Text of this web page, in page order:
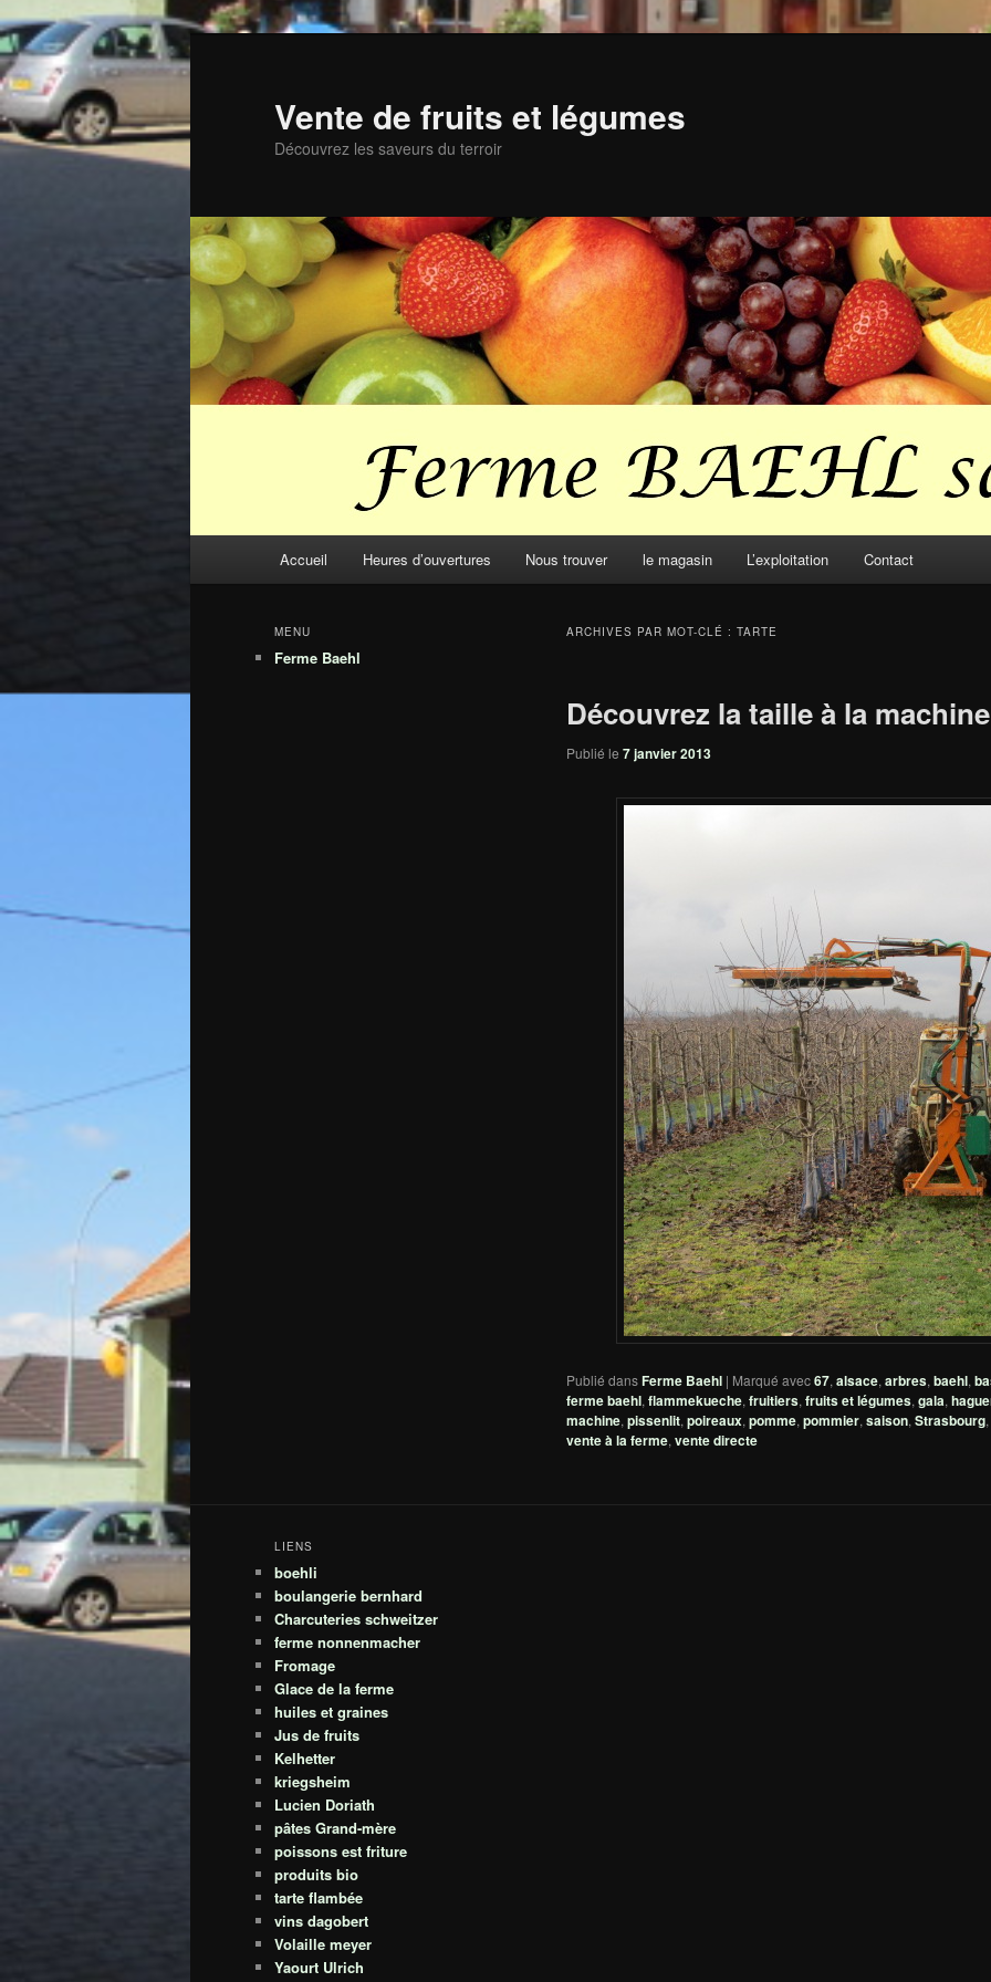
Aller
au
contenu
principal
Aller
au
contenu
secondaire
Vente de fruits et légumes
Découvrez les saveurs du terroir
Accueil Heures d’ouvertures Nous trouver le magasin L’exploitation Contact
ARCHIVES PAR MOT-CLÉ : TARTE
Découvrez la taille à la
Publié le 7 janvier 2013
Publié dansFerme Baehl | Marqué avec67, alsace, arbres, baehl,
ferme baehl, flammekueche, fruitiers, fruits et légumes, gala,
machine, pissenlit, poireaux, pomme, pommier, saison, Strasbourg,
vente à la ferme, vente directe
MENU
Ferme Baehl
LIENS
boehli
boulangerie bernhard
Charcuteries schweitzer
ferme nonnenmacher
Fromage
Glace de la ferme
huiles et graines
Jus de fruits
Kelhetter
kriegsheim
Lucien Doriath
pâtes Grand-mère
poissons est friture
produits bio
tarte flambée
vins dagobert
Volaille meyer
Yaourt Ulrich